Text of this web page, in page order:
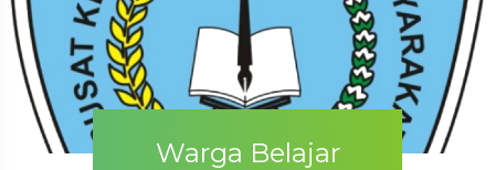
Warga Belajar